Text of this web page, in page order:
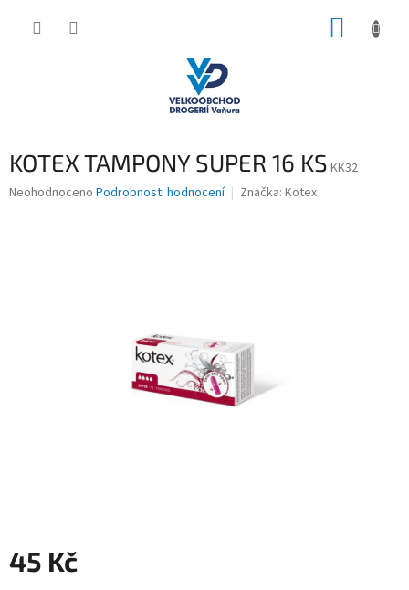
KOTEX TAMPONY SUPER 16 KS KK32
Průměrné
Neohodnoceno Podrobnosti hodnocení Značka: Kotex
45 Kč